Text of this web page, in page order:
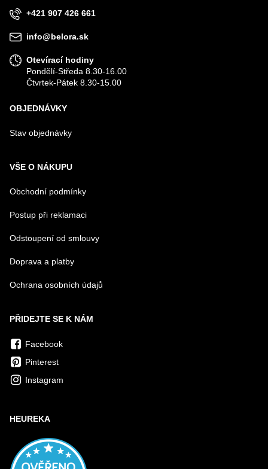
+421 907 426 661
info@belora.sk
Otevírací hodiny
Pondělí-Středa 8.30-16.00
Čtvrtek-Pátek 8.30-15.00
OBJEDNÁVKY
Stav objednávky
VŠE O NÁKUPU
Obchodní podmínky
Postup při reklamaci
Odstoupení od smlouvy
Doprava a platby
Ochrana osobních údajů
PŘIDEJTE SE K NÁM
Facebook
Pinterest
Instagram
HEUREKA